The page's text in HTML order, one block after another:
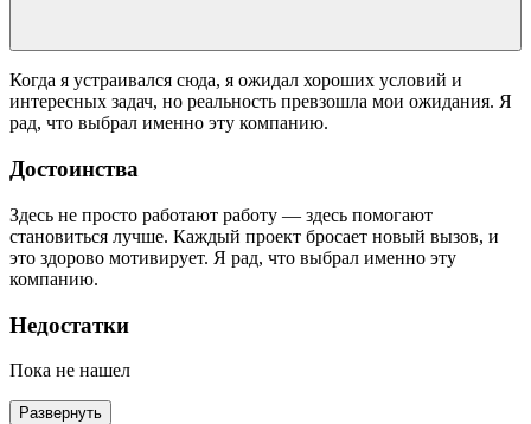
Когда я устраивался сюда, я ожидал хороших условий и
интересных задач, но реальность превзошла мои ожидания. Я
рад, что выбрал именно эту компанию.
Достоинства
Здесь не просто работают работу — здесь помогают
становиться лучше. Каждый проект бросает новый вызов, и
это здорово мотивирует. Я рад, что выбрал именно эту
компанию.
Недостатки
Пока не нашел
Развернуть